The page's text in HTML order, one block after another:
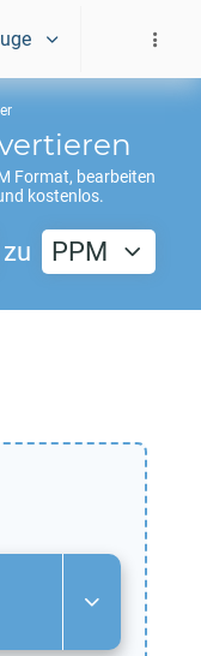
Format, bearbeiten
kostenlos.
zu PPM